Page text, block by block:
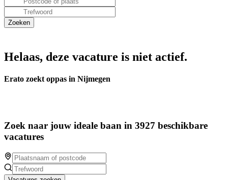
Helaas, deze vacature is niet actief.
Erato zoekt oppas in Nijmegen
Zoek naar jouw ideale baan in 3927 beschikbare
vacatures